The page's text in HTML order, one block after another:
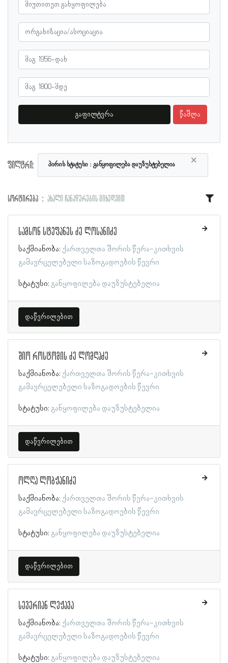
გაფილტვრა წაშლა
ფილტრი: ×
პირის სტატუსი განყოფილება დაუზუსტებელია
სორტირება ახალი ჩანაწერების მიხედვით
სამსონ სტეფანეს ძე ლოსანიძე
საქმიანობა: ქართველთა შორის წერა-კითხვის
გამავრცელებელი საზოგადოების წევრი
სტატუსი: განყოფილება დაუზუსტებელია
დაწვრილებით
შიო როსტომის ძე ლომღაძე
საქმიანობა: ქართველთა შორის წერა-კითხვის
გამავრცელებელი საზოგადოების წევრი
სტატუსი: განყოფილება დაუზუსტებელია
დაწვრილებით
ოლღა ლობჟანიძე
საქმიანობა: ქართველთა შორის წერა-კითხვის
გამავრცელებელი საზოგადოების წევრი
სტატუსი: განყოფილება დაუზუსტებელია
დაწვრილებით
სევერიან ლეჟავა
საქმიანობა: ქართველთა შორის წერა-კითხვის
გამავრცელებელი საზოგადოების წევრი
სტატუსი: განყოფილება დაუზუსტებელია